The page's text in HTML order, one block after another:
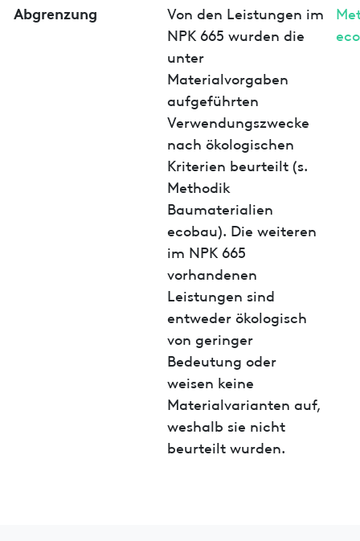
Abgrenzung
Von den Leistungen im
NPK 665 wurden die
unter
Materialvorgaben
aufgeführten
Verwendungszwecke
nach ökologischen
Kriterien beurteilt (s.
Methodik
Baumaterialien
ecobau). Die weiteren
im NPK 665
vorhandenen
Leistungen sind
entweder ökologisch
von geringer
Bedeutung oder
weisen keine
Materialvarianten auf,
weshalb sie nicht
beurteilt wurden.